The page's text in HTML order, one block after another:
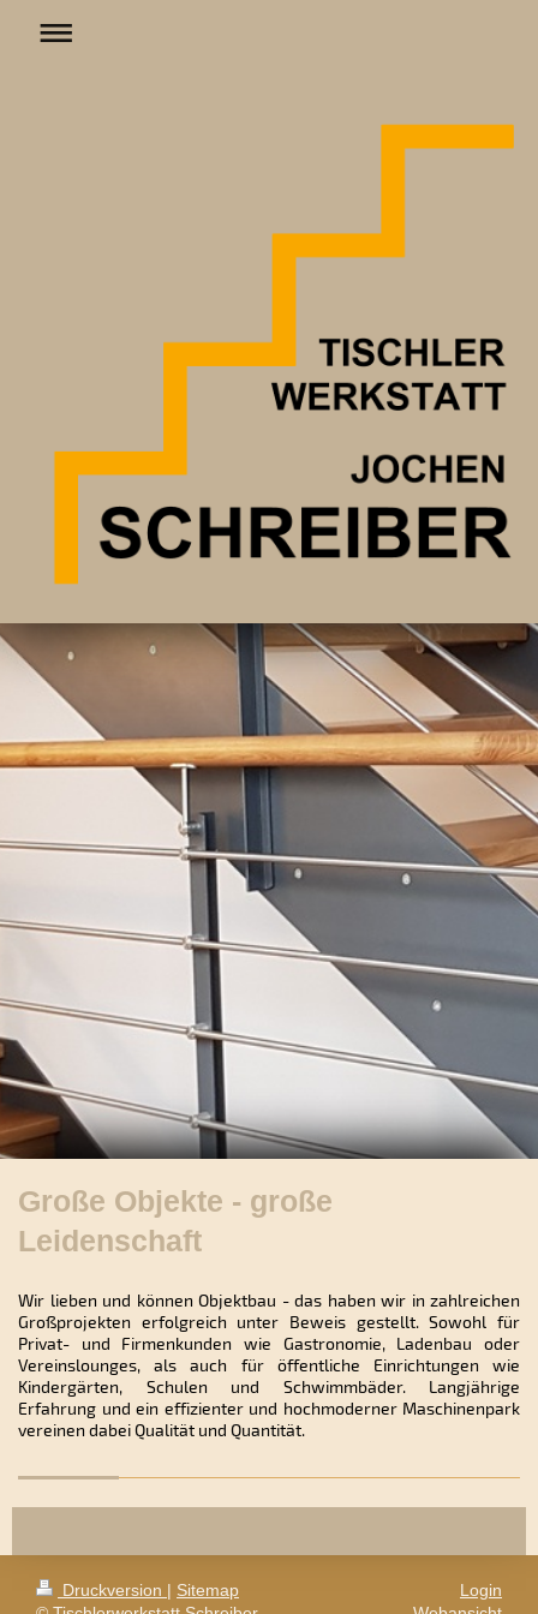
Große Objekte - große
Leidenschaft
Wir lieben und können Objektbau - das haben wir in zahlreichen
Großprojekten erfolgreich unter Beweis gestellt. Sowohl für
Privat- und Firmenkunden wie Gastronomie, Ladenbau oder
Vereinslounges, als auch für öffentliche Einrichtungen wie
Kindergärten, Schulen und Schwimmbäder. Langjährige
Erfahrung und ein effizienter und hochmoderner Maschinenpark
vereinen dabei Qualität und Quantität.
Druckversion | Sitemap
Login